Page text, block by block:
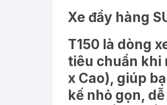
Xe đẩy hàng
T150 là dòng
tiêu chuẩn khi
x Cao), giúp
kế nhỏ gọn,